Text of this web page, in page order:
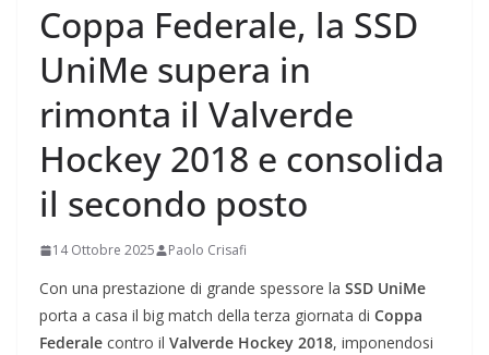
Coppa Federale, la SSD
UniMe supera in
rimonta il Valverde
Hockey 2018 e consolida
il secondo posto
14 Ottobre 2025 Paolo Crisafi
Con una prestazione di grande spessore la SSD UniMe
porta a casa il big match della terza giornata di Coppa
Federale contro il Valverde Hockey 2018, imponendosi